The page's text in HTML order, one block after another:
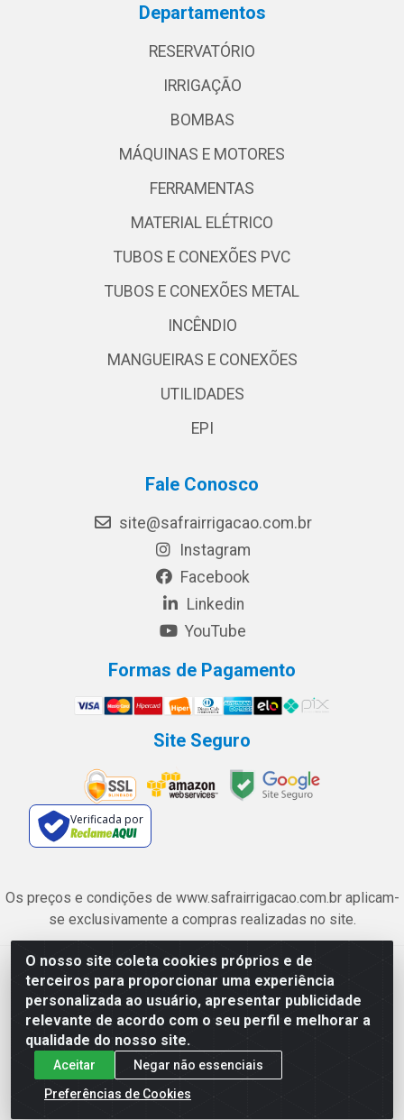
O nosso site coleta cookies próprios e de
terceiros para proporcionar uma experiência
personalizada ao usuário, apresentar publicidade
relevante de acordo com o seu perfil e melhorar a
qualidade do nosso site.
Aceitar
Negar não essenciais
Preferências de Cookies
Departamentos
RESERVATÓRIO
IRRIGAÇÃO
BOMBAS
MÁQUINAS E MOTORES
FERRAMENTAS
MATERIAL ELÉTRICO
TUBOS E CONEXÕES PVC
TUBOS E CONEXÕES METAL
INCÊNDIO
MANGUEIRAS E CONEXÕES
UTILIDADES
EPI
Fale Conosco
site@safrairrigacao.com.br
Instagram
Facebook
Linkedin
YouTube
Formas de Pagamento
Site Seguro
Verificada por
Os preços e condições de www.safrairrigacao.com.br aplicam-
se exclusivamente a compras realizadas no site.
Safra Agrícola e Pecuária LTDA - Avenida Castelo Branco, 5330 -
Esplanada dos Anicuns, Goiânia/GO - CEP 74.433-205 - CNPJ
06.315.490/0001-00